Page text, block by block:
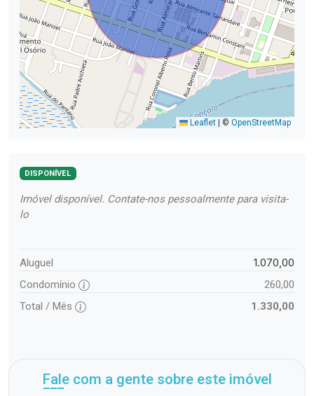
Leaflet © OpenStreetMap
DISPONÍVEL
Imóvel disponível. Contate-nos pessoalmente para visita-
lo
Aluguel 1.070,00
Condomínio
260,00
Total / Mês
1.330,00
Fale com a gente sobre este imóvel